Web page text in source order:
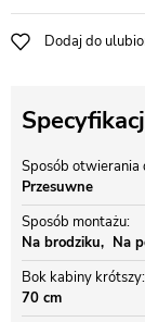
Dodaj do
Sposób otwierania
Przesuwne
Sposób montażu
Na brodziku
Na
Bok kabiny krótszy
70 cm